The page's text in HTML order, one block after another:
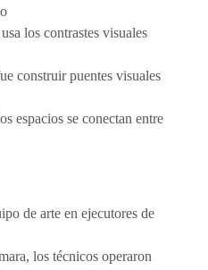
los contrastes visuales
construir puentes visuales
espacios se conectan entre
de arte en ejecutores de
los técnicos operaron